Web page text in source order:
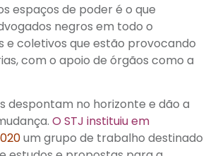
espaços de poder é o que
negros em todo o
e coletivos que estão provocando
com o apoio de órgãos como a
despontam no horizonte e dão a
O STJ instituiu em
um grupo de trabalho destinado